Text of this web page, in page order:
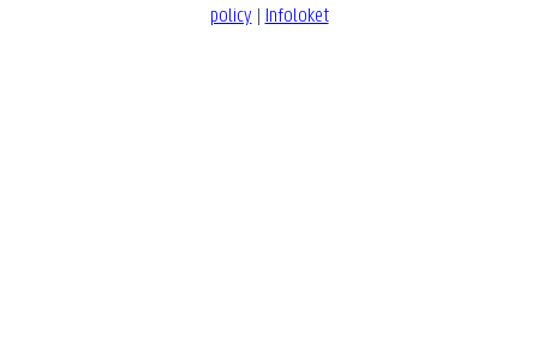
policy | Infoloket